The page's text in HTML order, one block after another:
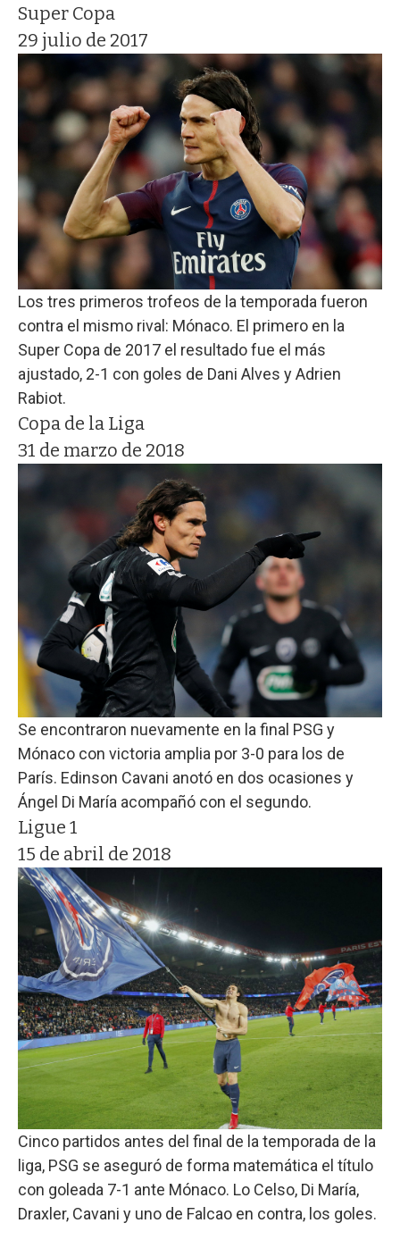
Super Copa
29 julio de 2017
Los tres primeros trofeos de la temporada fueron
contra el mismo rival: Mónaco. El primero en la
Super Copa de 2017 el resultado fue el más
ajustado, 2-1 con goles de Dani Alves y Adrien
Rabiot.
Copa de la Liga
31 de marzo de 2018
Se encontraron nuevamente en la final PSG y
Mónaco con victoria amplia por 3-0 para los de
París. Edinson Cavani anotó en dos ocasiones y
Ángel Di María acompañó con el segundo.
Ligue 1
15 de abril de 2018
Cinco partidos antes del final de la temporada de la
liga, PSG se aseguró de forma matemática el título
con goleada 7-1 ante Mónaco. Lo Celso, Di María,
Draxler, Cavani y uno de Falcao en contra, los goles.